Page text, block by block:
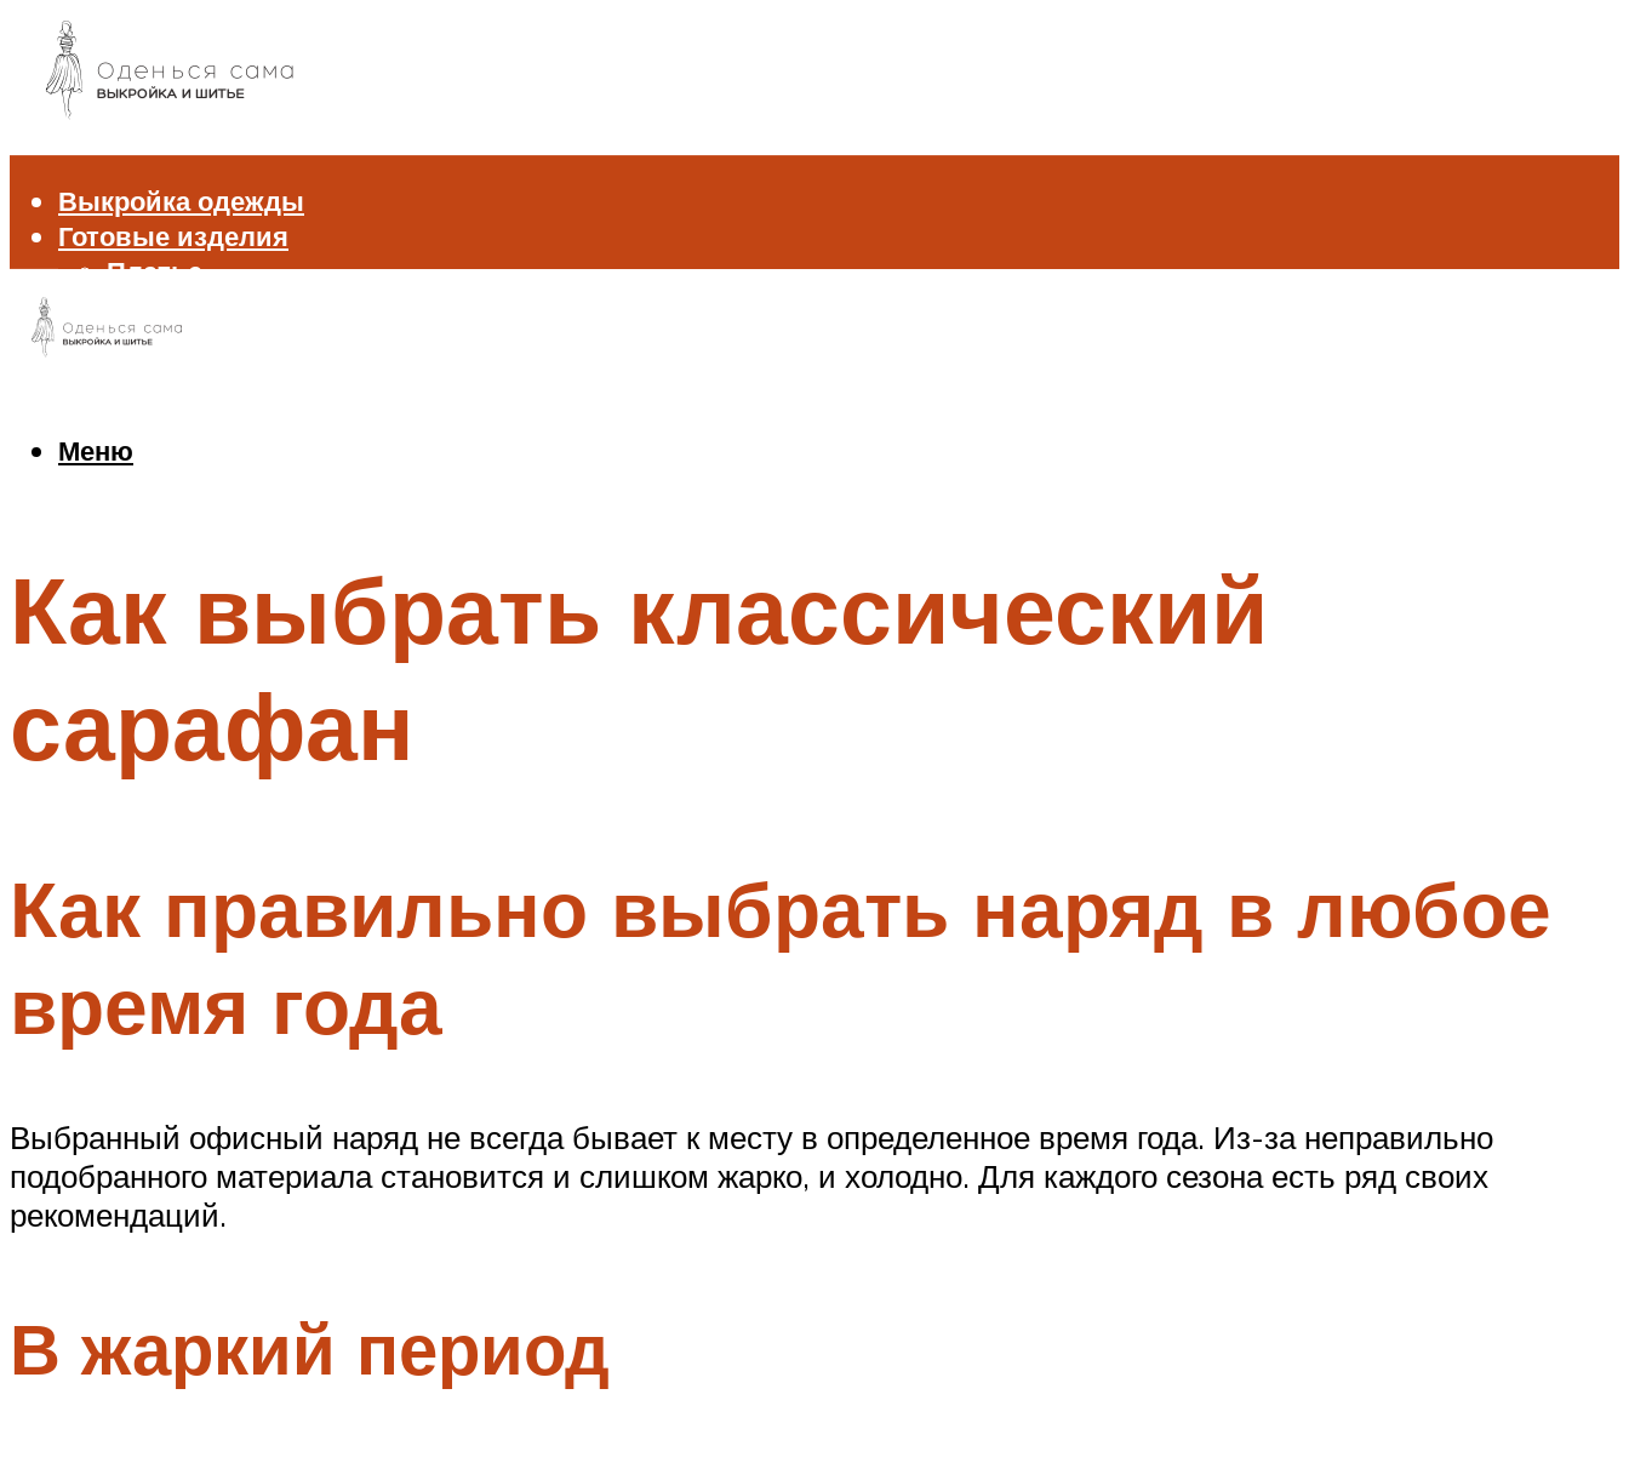
Выкройка одежды
Готовые изделия
Платье
Блуза и рубашка
Джемпер и свитер
Меню
Меню
Как выбрать классический
сарафан
Как правильно выбрать наряд в любое
время года
Выбранный офисный наряд не всегда бывает к месту в определенное время года. Из-за неправильно
подобранного материала становится и слишком жарко, и холодно. Для каждого сезона есть ряд своих
рекомендаций.
В жаркий период